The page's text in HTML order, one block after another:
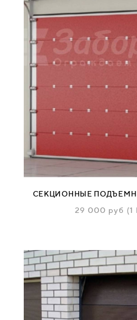
СЕКЦИОННЫЕ
29 000 руб (1